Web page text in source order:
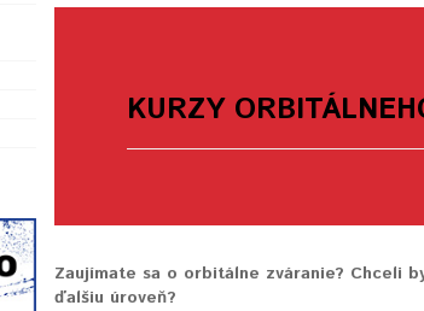
KURZY
Zaujímate sa o orbitálne zváranie? Chceli
ďalšiu úroveň?